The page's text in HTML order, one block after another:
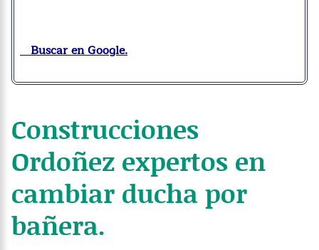
Buscar en Google.
Construcciones
Ordoñez expertos en
cambiar ducha por
bañera.